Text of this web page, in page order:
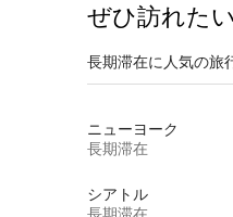
ぜひ訪⁠れ⁠た⁠
長期滞在に人気の旅
ニューヨーク
長期滞在
シアトル